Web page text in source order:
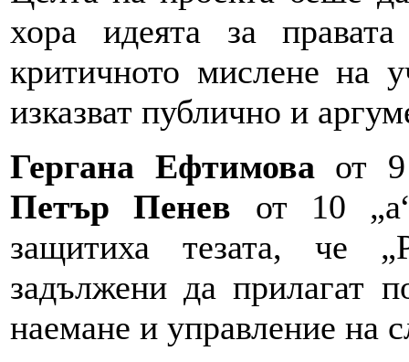
хора идеята за
критичното мислене на
изказват публично и
Гергана Ефтимоваот 9
Петър Пенев от 10
защитиха тезата, че
задължени да прилагат
наемане и управление на